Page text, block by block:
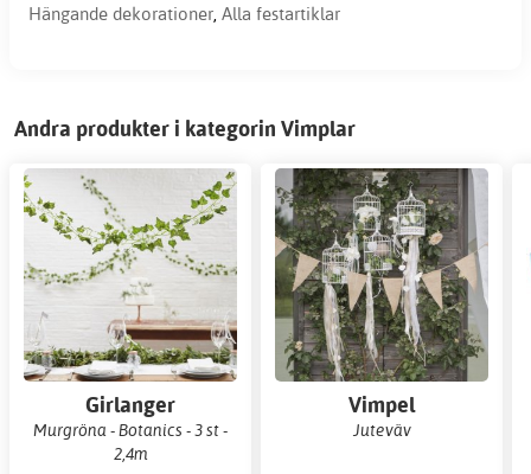
Hängande dekorationer, Alla festartiklar
Andra produkter i kategorin Vimplar
Girlanger
Murgröna - Botanics - 3 st -
2,4m
Vimpel
Juteväv